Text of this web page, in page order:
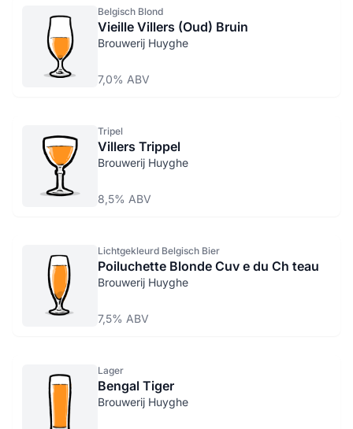
Belgisch Blond
Vieille Villers (Oud) Bruin
Brouwerij Huyghe
7,0% ABV
Tripel
Villers Trippel
Brouwerij Huyghe
8,5% ABV
Lichtgekleurd Belgisch Bier
Poiluchette Blonde Cuv e du Ch teau
Brouwerij Huyghe
7,5% ABV
Lager
Bengal Tiger
Brouwerij Huyghe